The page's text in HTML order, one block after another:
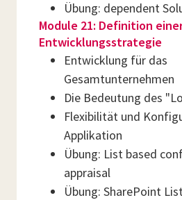
Übung: dependent
Module 21: Definition
Entwicklungsstrategie
Entwicklung für das
Gesamtunternehmen
Die Bedeutung des
Flexibilität und
Applikation
Übung: List based
appraisal
Übung: SharePoint